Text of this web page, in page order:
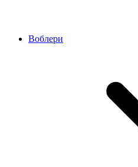
Воблери